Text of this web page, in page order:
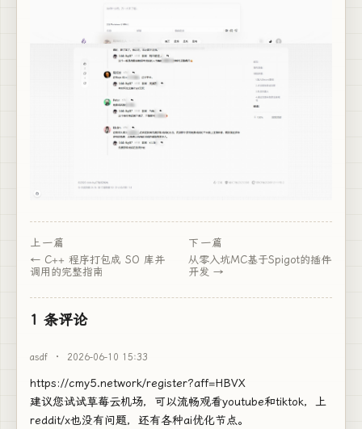
上一篇
C++ 程序打包成 SO 库并
调用的完整指南
下一篇
从零入坑MC基于Spigot的插件
开发
1 条评论
asdf · 2026-06-10 15:33
https://cmy5.network/register?aff=HBVX
建议您试试草莓云机场，可以流畅观看youtube和tiktok，上
reddit/x也没有问题，还有各种ai优化节点。